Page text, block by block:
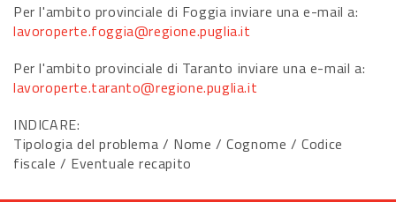
Per l'ambito provinciale di Foggia inviare una e-mail a:
lavoroperte.foggia@regione.puglia.it
Per l'ambito provinciale di Taranto inviare una e-mail a:
lavoroperte.taranto@regione.puglia.it
INDICARE:
Tipologia del problema / Nome / Cognome / Codice
fiscale / Eventuale recapito